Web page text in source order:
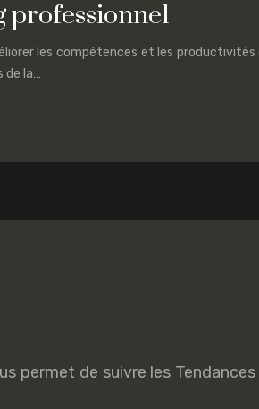
professionnel
les compétences et les
de la…
permet de suivre les